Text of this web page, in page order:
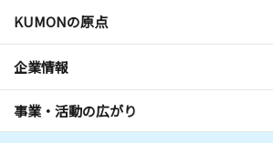
KUMONの原点
企業情報
事業・活動の広がり